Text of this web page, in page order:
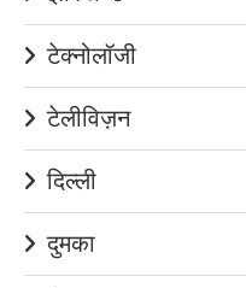
टेक्नोलॉजी
टेलीविज़न
दिल्ली
दुमका